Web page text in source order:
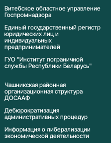
Витебское областное управление
Госпромнадзора
Единый государственный регистр
юридических лиц и
индивидуальных
предпринимателей
ГУО "Институт пограничной
службы Республики Беларусь"
Чашникская районная
организационная структура
ДОСААФ
Дебюрократизация
административных процедур
Информация о либерализации
экономической деятельности